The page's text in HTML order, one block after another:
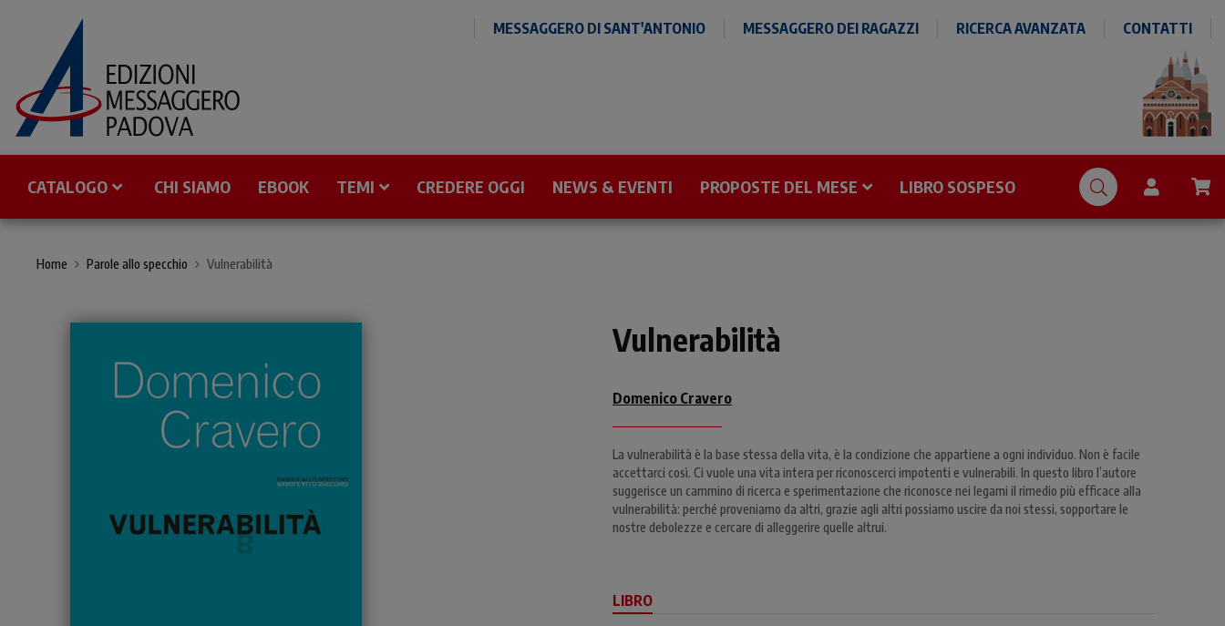
MESSAGGERO DI SANT'ANTONIO MESSAGGERO DEI RAGAZZI RICERCA AVANZATA CONTATTI
CATALOGO CHI SIAMO EBOOK TEMI CREDERE OGGI NEWS & EVENTI PROPOSTE DEL MESE LIBRO SOSPESO
Home Parole allo specchio Vulnerabilità
Vulnerabilità
Domenico Cravero
La vulnerabilità è la base stessa della vita, è la condizione che appartiene a ogni individuo. Non è facile
accettarci così. Ci vuole una vita intera per riconoscerci impotenti e vulnerabili. In questo libro l’autore
suggerisce un cammino di ricerca e sperimentazione che riconosce nei legami il rimedio più efficace alla
vulnerabilità: perché proveniamo da altri, grazie agli altri possiamo uscire da noi stessi, sopportare le
nostre debolezze e cercare di alleggerire quelle altrui.
LIBRO